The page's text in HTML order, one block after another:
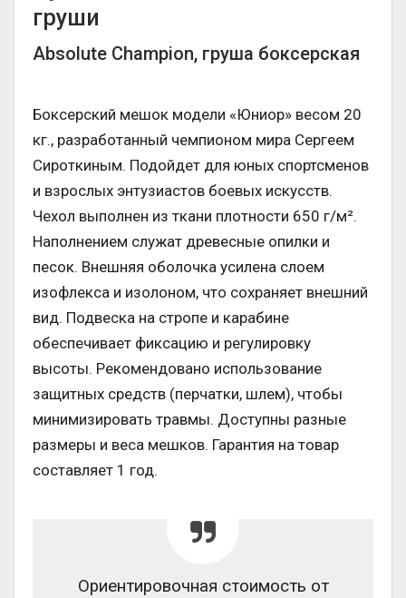
груши
Absolute Champion, груша боксерская
Боксерский мешок модели «Юниор» весом 20
кг., разработанный чемпионом мира Сергеем
Сироткиным. Подойдет для юных спортсменов
и взрослых энтузиастов боевых искусств.
Чехол выполнен из ткани плотности 650 г/м².
Наполнением служат древесные опилки и
песок. Внешняя оболочка усилена слоем
изофлекса и изолоном, что сохраняет внешний
вид. Подвеска на стропе и карабине
обеспечивает фиксацию и регулировку
высоты. Рекомендовано использование
защитных средств (перчатки, шлем), чтобы
минимизировать травмы. Доступны разные
размеры и веса мешков. Гарантия на товар
составляет 1 год.
Ориентировочная стоимость от